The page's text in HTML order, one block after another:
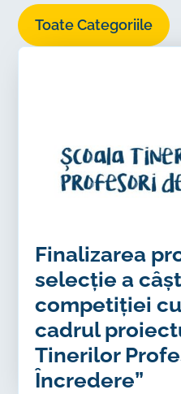
Toate Categoriile
Finalizarea
selecție a
competiției
cadrul
Tinerilor
Încredere”